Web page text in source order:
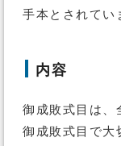
手本とされてい
内容
御成敗式目は、
御成敗式目で大